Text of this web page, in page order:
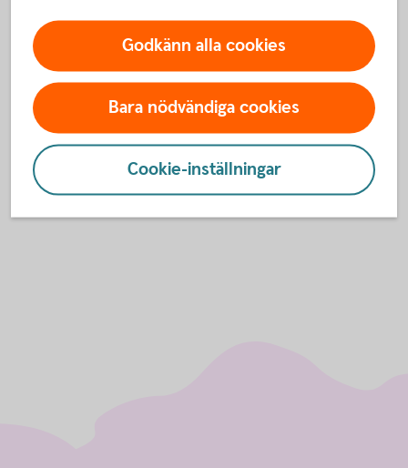
innehåller födelsedatum, förnamn och efternamn som vi
skapar åt dig.
NID för länder inom EU/EES
Godkänn alla cookies
Bara nödvändiga cookies
Cookie-inställningar